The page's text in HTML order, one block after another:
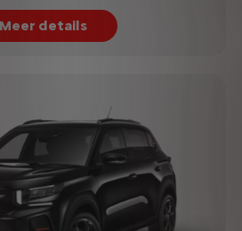
Meer details